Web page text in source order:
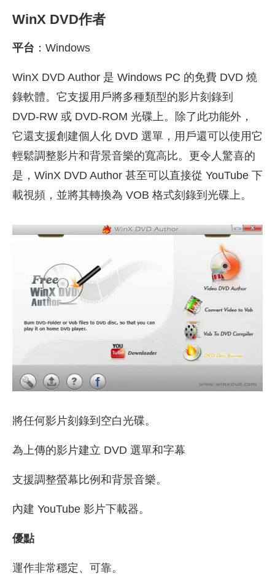
WinX DVD作者
平台 ：Windows
WinX DVD Author 是 Windows PC 的免費 DVD 燒
錄軟體。它支援用戶將多種類型的影片刻錄到
DVD-RW 或 DVD-ROM 光碟上。除了此功能外，
它還支援創建個人化 DVD 選單，用戶還可以使用它
輕鬆調整影片和背景音樂的寬高比。更令人驚喜的
是，WinX DVD Author 甚至可以直接從 YouTube 下
載視頻，並將其轉換為 VOB 格式刻錄到光碟上。
將任何影片刻錄到空白光碟。
為上傳的影片建立 DVD 選單和字幕
支援調整螢幕比例和背景音樂。
內建 YouTube 影片下載器。
優點
運作非常穩定、可靠。